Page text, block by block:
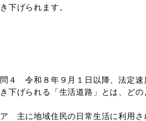
き下げられます。
問４ 令和８年９月１日以降、法定速
き下げられる「生活道路」とは、どの
ア 主に地域住民の日常生活に利用さ